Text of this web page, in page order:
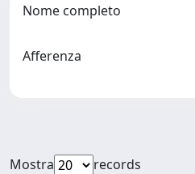
Nome completo
Afferenza
Mostra
records